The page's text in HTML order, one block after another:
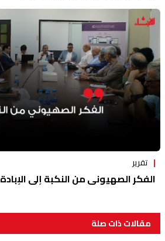
تقرير
الفكر الصهيوني من النكبة إلى الإبادة
مقالات ذات صلة